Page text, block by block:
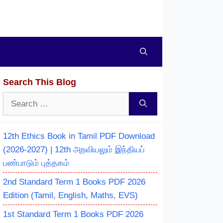
Search This Blog
Search
12th Ethics Book in Tamil PDF Download
(2026-2027) | 12th அறவியலும் இந்தியப்
பண்பாடும் புத்தகம்
2nd Standard Term 1 Books PDF 2026
Edition (Tamil, English, Maths, EVS)
1st Standard Term 1 Books PDF 2026